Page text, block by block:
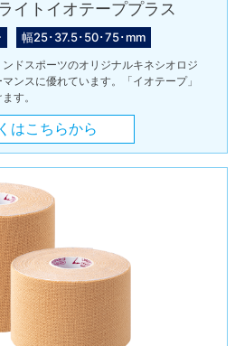
イトイオテーププラス
幅25･37.5･50･75･mm
ドスポーツのオリジナルキネシオロジ
ンスに優れています。「イオテープ」
す。
はこちらから